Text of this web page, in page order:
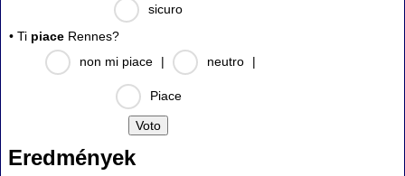
sicuro
• Ti piace Rennes?
non mi piace
| neutro |
Piace
Eredmények